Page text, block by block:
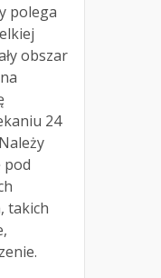
polega
obszar
24
pod
takich